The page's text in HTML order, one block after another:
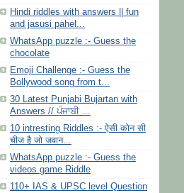
Hindi riddles with answers || fun
and jasusi pahel...
WhatsApp puzzle :- Guess the
chocolate
Emoji Challenge :- Guess the
Bollywood song from t...
30 Latest Punjabi Bujartan with
Answers // ਪੰਜਾਬੀ ...
10 intresting Riddles :- ऐसी कोन सी
चीज है जो जवान...
WhatsApp puzzle :- Guess the
videos game Riddle
110+ IAS & UPSC level Question